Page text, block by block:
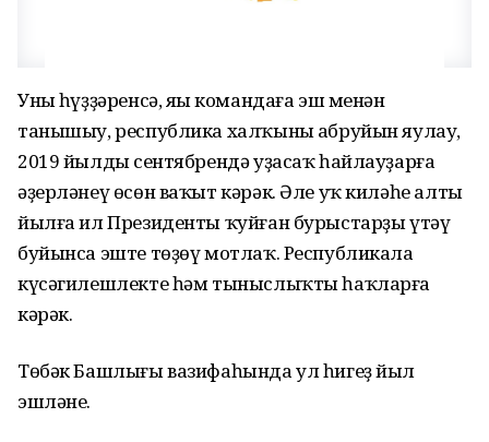
Уның һүҙҙәренсә, яңы командаға эш менән
танышыу, республика халҡының абруйын яулау,
2019 йылдың сентябрендә уҙасаҡ һайлауҙарға
әҙерләнеү өсөн ваҡыт кәрәк. Әле уҡ киләһе алты
йылға ил Президенты ҡуйған бурыстарҙы үтәү
буйынса эште төҙөү мотлаҡ. Республикала
күсәгилешлекте һәм тыныслыҡты һаҡларға
кәрәк.
Төбәк Башлығы вазифаһында ул һигеҙ йыл
эшләне.